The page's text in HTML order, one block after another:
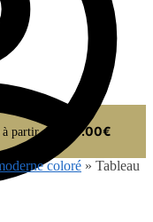
partir de 100.00€
coloré » Tableau